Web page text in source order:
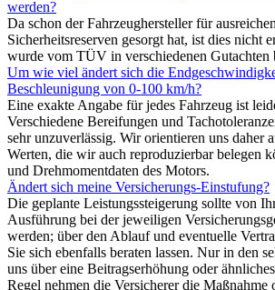
werden?
Da schon der Fahrzeughersteller für
Sicherheitsreserven gesorgt hat, ist dies nicht
wurde vom TÜV in verschiedenen Gutachten
Um wie viel ändert sich die
Beschleunigung von 0-100 km/h?
Eine exakte Angabe für jedes Fahrzeug ist
Verschiedene Bereifungen und
sehr unzuverlässig. Wir orientieren uns daher
Werten, die wir auch reproduzierbar belegen
und Drehmomentdaten des Motors.
Ändert sich meine Versicherungs-Einstufung?
Die geplante Leistungssteigerung sollte von
Ausführung bei der jeweiligen
werden; über den Ablauf und eventuelle
Sie sich ebenfalls beraten lassen. Nur in den
uns über eine Beitragserhöhung oder
Regel nehmen die Versicherer die Maßnahme